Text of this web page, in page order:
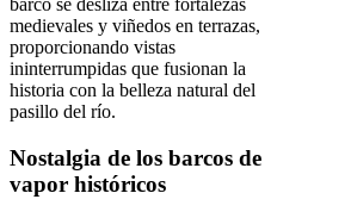
barco se desliza entre fortalezas
medievales y viñedos en terrazas,
proporcionando vistas
ininterrumpidas que fusionan la
historia con la belleza natural del
pasillo del río.
Nostalgia de los barcos de
vapor históricos